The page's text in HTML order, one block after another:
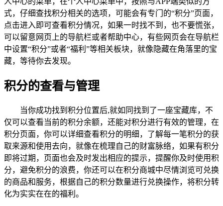
式，仔细查找积分相关的选项，可能会有专门的“积分”页面，
点击进入即可查看积分情况，如果一时找不到，也不要慌张，
可以留意网页上的导航栏或者帮助中心，有些网页会在导航栏
中设置“积分”或者“福利”等相关板块，就像隐藏在角落里的宝
藏，等待你去发现。
积分的查看与管理
当你成功找到积分位置后,就如同找到了一座宝藏库，不
仅可以查看当前的积分余额，还能对积分进行有效的管理，在
积分页面，你可以详细查看积分的明细，了解每一笔积分的获
取来源和使用去向，就像在梳理自己的财富脉络，如果有积分
即将过期，页面也会及时发出相应的提示，提醒你及时使用积
分，避免积分的浪费，你还可以在积分商城中尽情浏览可兑换
的商品和服务，根据自己的积分数量进行兑换操作，将积分转
化为实实在在的福利。